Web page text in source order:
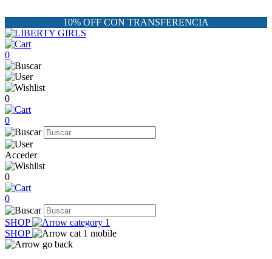
10% OFF CON TRANSFERENCIA
0
0
0
Acceder
0
0
SHOP
SHOP